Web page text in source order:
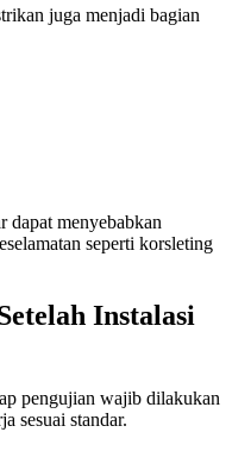
juga menjadi bagian
dapat menyebabkan
seperti korsleting
Instalasi
pengujian wajib dilakukan
sesuai standar.